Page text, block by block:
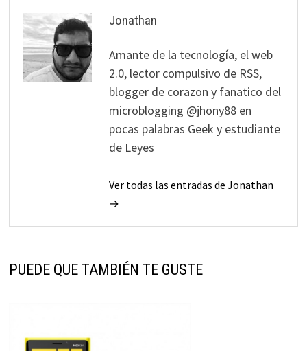
Jonathan
Amante de la tecnología, el web
2.0, lector compulsivo de RSS,
blogger de corazon y fanatico del
microblogging @jhony88 en
pocas palabras Geek y estudiante
de Leyes
Ver todas las entradas de Jonathan
→
PUEDE QUE TAMBIÉN TE GUSTE